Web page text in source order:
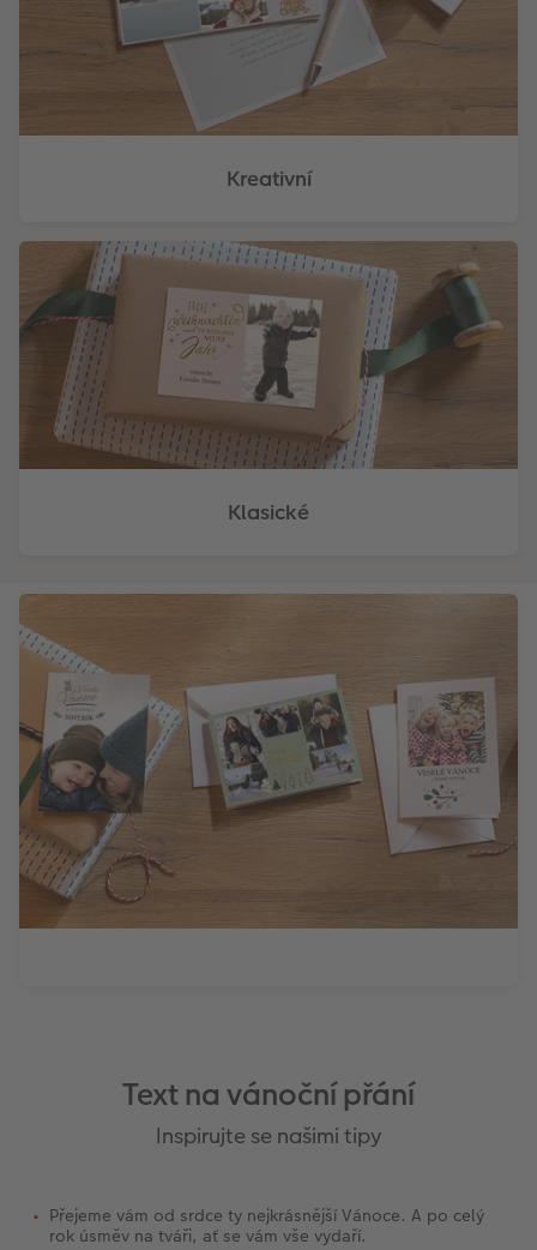
Kreativní
Klasické
Text na vánoční přání
Inspirujte se našimi tipy
Přejeme vám od srdce ty nejkrásnější Vánoce. A po celý
rok úsměv na tváři, ať se vám vše vydaří.